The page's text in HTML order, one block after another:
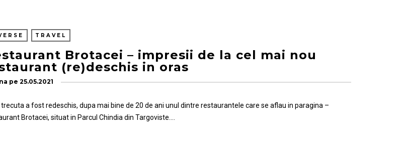
TRAVEL
Brotacei – impresii de la cel mai nou
(re)deschis in oras
pe 25.05.2021
trecuta a fost redeschis, dupa mai bine de 20 de ani unul dintre restaurantele care se aflau in paragina –
Brotacei, situat in Parcul Chindia din Targoviste….